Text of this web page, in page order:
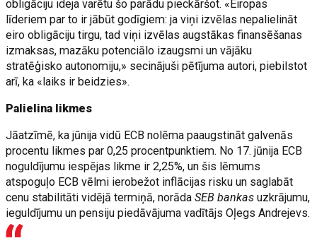
obligāciju ideja varētu šo parādu pieckāršot. «Eiropas
līderiem par to ir jābūt godīgiem: ja viņi izvēlas nepalielināt
eiro obligāciju tirgu, tad viņi izvēlas augstākas finansēšanas
izmaksas, mazāku potenciālo izaugsmi un vājāku
stratēģisko autonomiju,» secinājuši pētījuma autori, piebilstot
arī, ka «laiks ir beidzies».
Palielina likmes
Jāatzīmē, ka jūnija vidū ECB nolēma paaugstināt galvenās
procentu likmes par 0,25 procentpunktiem. No 17. jūnija ECB
noguldījumu iespējas likme ir 2,25%, un šis lēmums
atspoguļo ECB vēlmi ierobežot inflācijas risku un saglabāt
cenu stabilitāti vidējā termiņā, norādaSEB bankasuzkrājumu,
ieguldījumu un pensiju piedāvājuma vadītājs Oļegs Andrejevs.